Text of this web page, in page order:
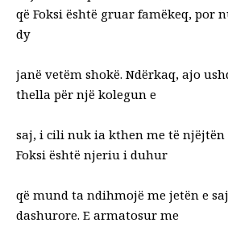
që Foksi është gruar famëkeq, por
dy
janë vetëm shokë. Ndërkaq, ajo
thella për një kolegun e
saj, i cili nuk ia kthen me të njëjtën
Foksi është njeriu i duhur
që mund ta ndihmojë me jetën e
dashurore. E armatosur me